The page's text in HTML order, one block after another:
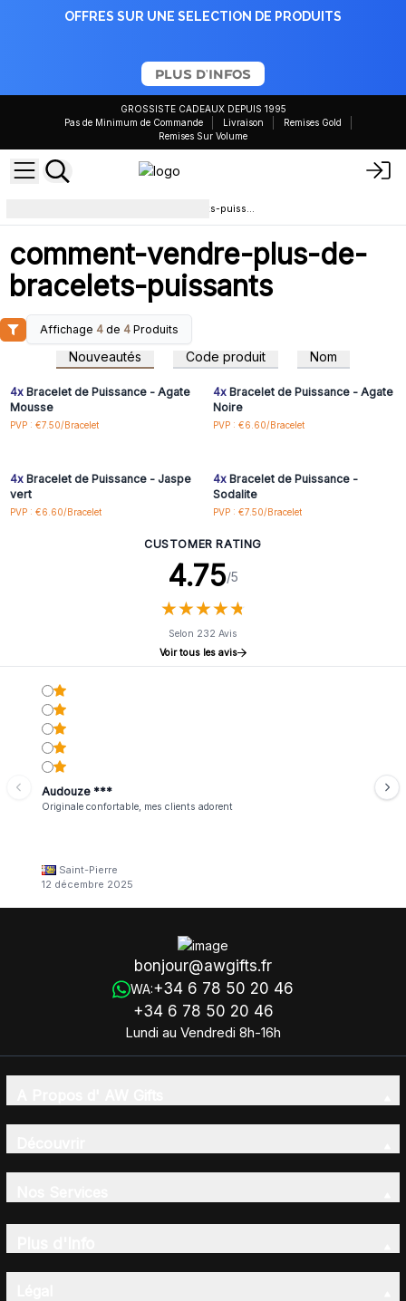
OFFRES SUR UNE SELECTION DE PRODUITS
PLUS D'INFOS
GROSSISTE CADEAUX DEPUIS 1995
Pas de Minimum de Commande
Livraison
Remises Gold
Remises Sur Volume
comment-vendre-plus-de-bracelets-puissants
comment-vendre-plus-de-
bracelets-puissants
Affichage 4 de 4 Produits
Nouveautés Code produit Nom
Connectez-vous ou
inscrivez-vous pour
accéder aux prix de gros
4xBracelet de Puissance - Agate
Mousse
PVP : €7.50/Bracelet
inscrivez-vous pour
accéder aux prix de gros
4xBracelet de Puissance - Agate
Noire
PVP : €6.60/Bracelet
Connectez-vous ou
4xBracelet de Puissance - Jaspe
vert
PVP : €6.60/Bracelet
Connectez-vous ou
4xBracelet de Puissance -
Sodalite
PVP : €7.50/Bracelet
CUSTOMER RATING
4.75/5
★★★★★
★★★★★
Selon 232 Avis
Voir tous les avis
Audouze ***
Originale confortable, mes clients adorent
Saint-Pierre
12 décembre 2025
bonjour@awgifts.fr
WA:+34 6 78 50 20 46
+34 6 78 50 20 46
Lundi au Vendredi 8h-16h